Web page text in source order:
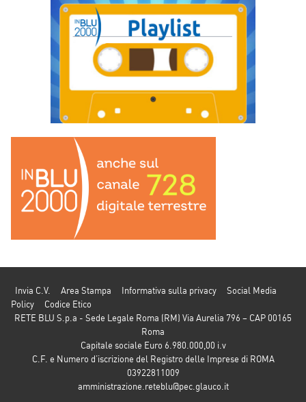
Invia C.V. Area Stampa Informativa sulla privacy
Social Media
Policy
Codice Etico
RETE BLU S.p.a - Sede Legale Roma (RM) Via Aurelia 796 – CAP 00165
Roma
Capitale sociale Euro 6.980.000,00 i.v
C.F. e Numero d’iscrizione del Registro delle Imprese di ROMA
03922811009
amministrazione.reteblu@pec.glauco.it